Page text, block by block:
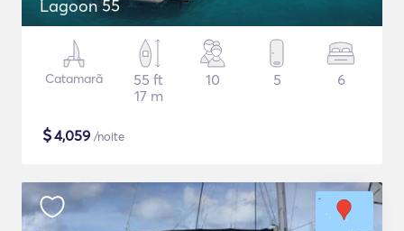
Lagoon 55
Catamarã
55 ft
17 m
10 5 6
$4,059 /noite